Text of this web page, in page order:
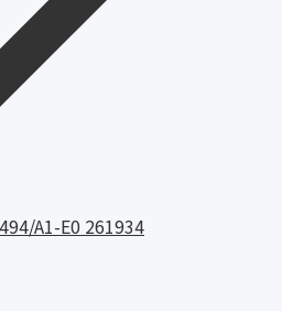
A1-E0 261934